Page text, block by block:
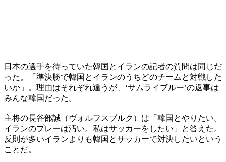
日本の選手を待っていた韓国とイランの記者の質問は同じだ
った。「準決勝で韓国とイランのうちどのチームと対戦した
いか」。理由はそれぞれ違うが、‘サムライブルー’の返事は
みんな韓国だった。
主将の長谷部誠（ヴォルフスブルク）は「韓国とやりたい。
イランのプレーは汚い。私はサッカーをしたい」と答えた。
反則が多いイランよりも韓国とサッカーで対決したいという
ことだ。